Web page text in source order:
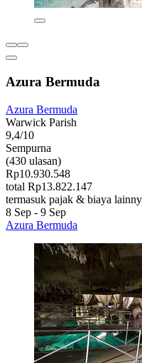
Azura Bermuda
Azura Bermuda
Warwick Parish
9,4/10
Sempurna
(430 ulasan)
Rp10.930.548
total Rp13.822.147
termasuk pajak & biaya
8 Sep - 9 Sep
Azura Bermuda